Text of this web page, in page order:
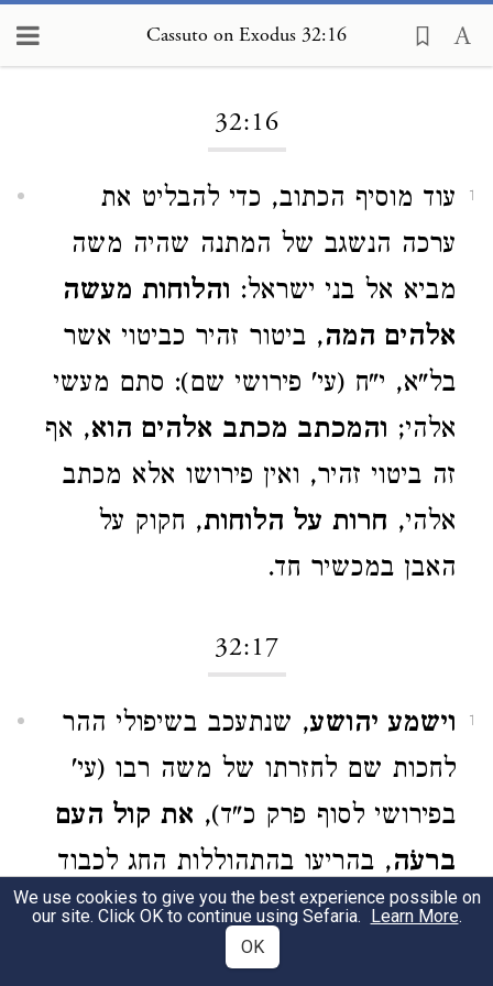
Cassuto on Exodus 32:16
32:16
1
עוד מוסיף הכתוב, כדי להבליט את
ערכה הנשגב של המתנה שהיה משה
מביא אל בני ישראל: והלוחות מעשה
אלהים המה, ביטור זהיר כביטוי אשר
בל"א, י"ח (עי' פירושי שם): סתם מעשי
אלהי; והמכתב מכתב אלהים הוא, אף
זה ביטוי זהיר, ואין פירושו אלא מכתב
אלהי, חרות על הלוחות, חקוק על
האבן במכשיר חד.
32:17
1 וישמע יהושע, שנתעכב בשיפולי ההר
לחכות שם לחזרתו של משה רבו (עי'
בפירושי לסוף פרק כ"ד), את קול העם
ברעֹה, בהריעו בהתהוללות החג לכבוד
העגל. בעלי המסורה השאירו במלה
את הכתיב הקדום בה"א לבסוף,
We use cookies to give you the best experience possible on
our site. Click OK to continue using Sefaria. Learn More.
OK